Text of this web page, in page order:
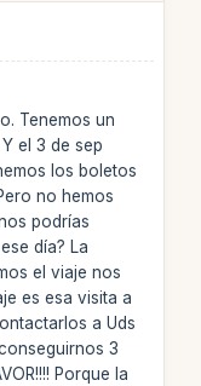
Tenemos un
el 3 de sep
los boletos
no hemos
podrías
día? La
el viaje nos
es esa visita a
a Uds
3
Porque la